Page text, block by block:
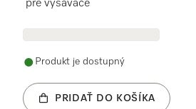
pre vysávače
Produkt je dostupný
PRIDAŤ DO KOŠÍKA